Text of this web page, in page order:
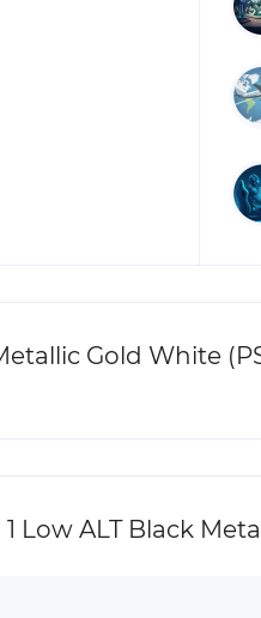
Gold White
Low ALT Black